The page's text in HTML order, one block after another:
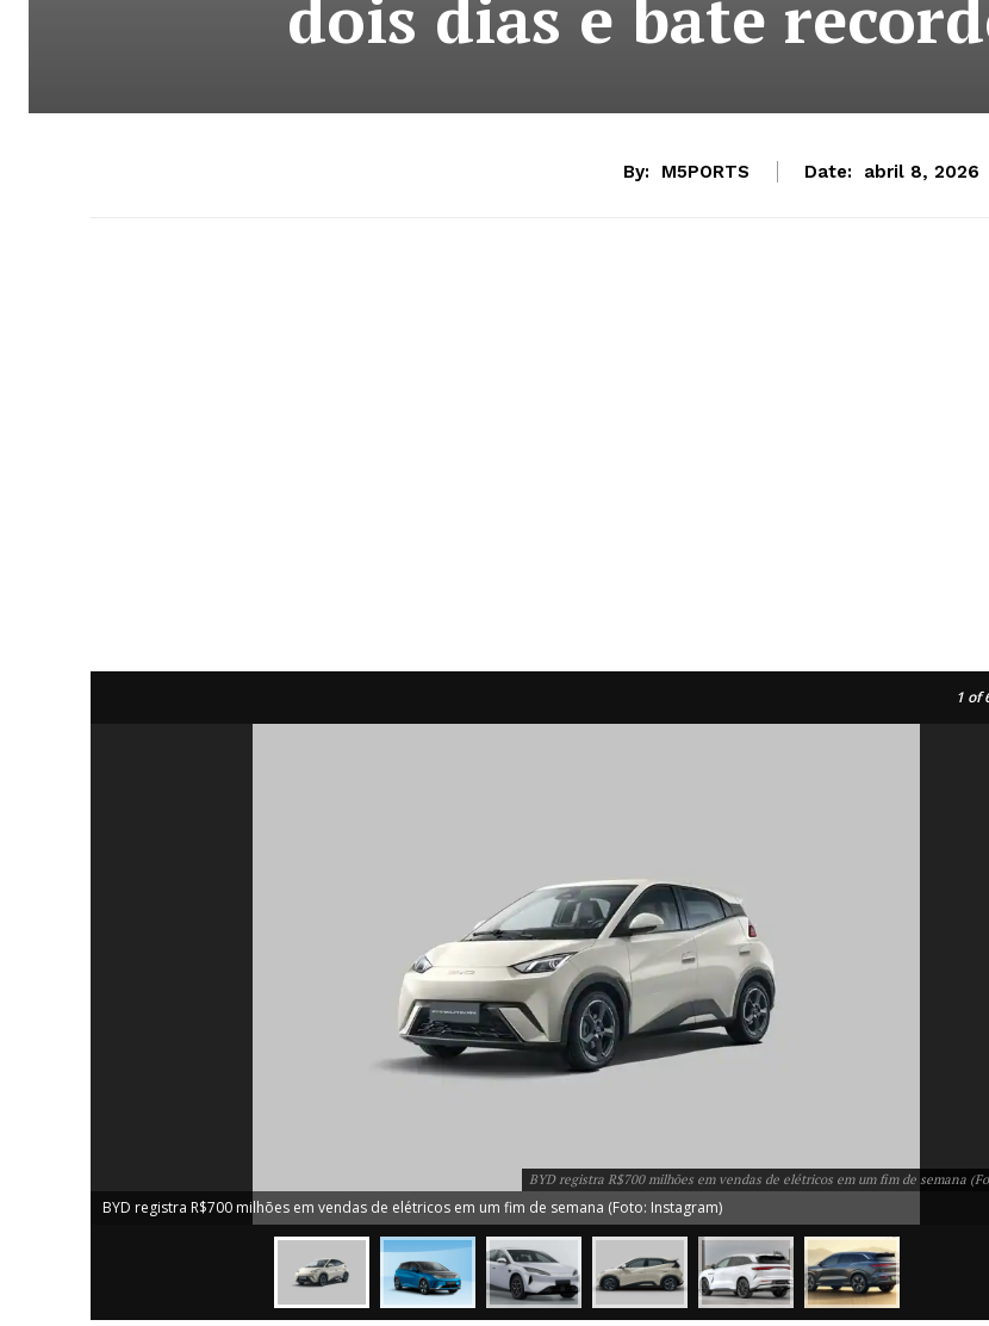
iCHAIT
Aprenda tudo sobre
Inteligência Artificial
Anuncie
Transparência Editorial
Termos de Serviços
RSS
dois dias e bate
By: M5PORTS Date: abril 8, 2026
1 of
BYD registra R$700 milhões em vendas de elétricos em um fim de semana
BYD registra R$700 milhões em vendas de elétricos em um fim de semana (Foto: Instagram)